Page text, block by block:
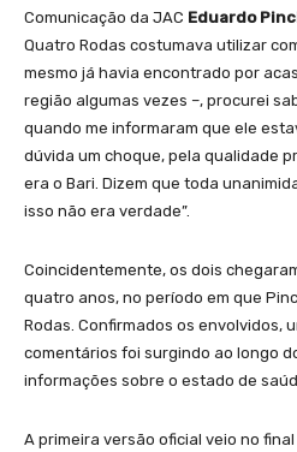
Comunicação da JAC Eduardo
Quatro Rodas costumava utilizar
mesmo já havia encontrado por
região algumas vezes –, procurei
quando me informaram que ele
dúvida um choque, pela qualidade
era o Bari. Dizem que toda
isso não era verdade”.
Coincidentemente, os dois
quatro anos, no período em que
Rodas. Confirmados os envolvidos,
comentários foi surgindo ao longo
informações sobre o estado de
A primeira versão oficial veio no